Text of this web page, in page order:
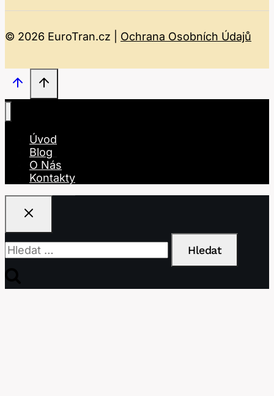
© 2026 EuroTran.cz | Ochrana Osobních Údajů
Úvod
Blog
O Nás
Kontakty
Vyhledávání